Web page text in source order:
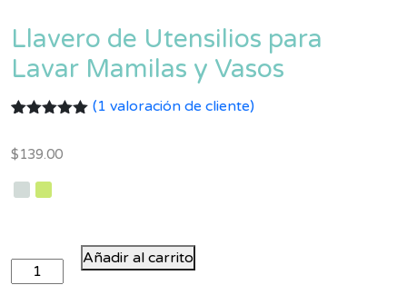
Llavero de Utensilios para
Lavar Mamilas y Vasos
5 en base
de un
cliente
(1 valoración de cliente)
$139.00
Llavero
Añadir al carrito